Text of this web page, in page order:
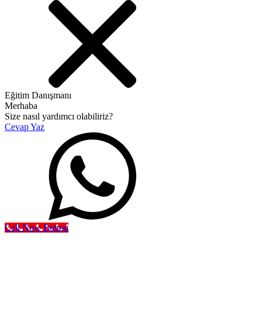
Eğitim Danışmanı
Merhaba
Size nasıl yardımcı olabiliriz?
Cevap Yaz
Call Now Button